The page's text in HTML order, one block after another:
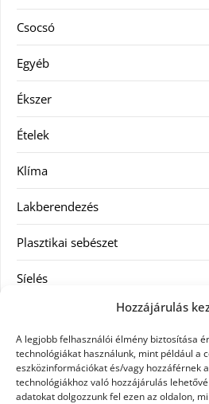
Hozzájárulás
A legjobb felhasználói élmény biztosítása
technológiákat használunk, mint például a
eszközinformációkat és/vagy hozzáférnek
technológiákhoz való hozzájárulás
adatokat dolgozzunk fel ezen az oldalon,
Csocsó
Egyéb
Ékszer
Ételek
Klíma
Lakberendezés
Plasztikai sebészet
Síelés
Táskák
Vásárlás